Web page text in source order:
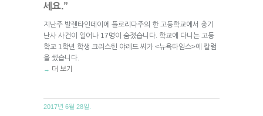
세요.”
지난주 발렌타인데이에 플로리다주의 한 고등학교에서 총기
난사 사건이 일어나 17명이 숨졌습니다. 학교에 다니는 고등
학교 1학년 학생 크리스틴 야레드 씨가 <뉴욕타임스>에 칼럼
을 썼습니다.
→ 더 보기
2017년 6월 28일.